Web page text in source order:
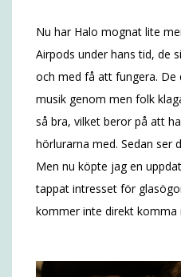
Nu har Halo mognat lite
Airpods under hans tid, de
och med få att fungera. De
musik genom men folk
så bra, vilket beror på att
hörlurarna med. Sedan ser
Men nu köpte jag en
tappat intresset för
kommer inte direkt komma